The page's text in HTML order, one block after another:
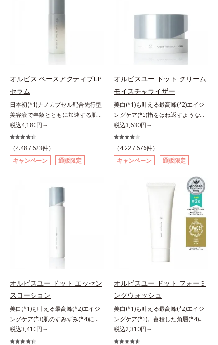
(*1)有効成分「m-ピクセノール（デ
クスパンテノールW）」を配合。シ
ミの原因になると考えられる“メラ
ニンの塊”を居座らせない(*1)、粉砕
と排出サポート(*5)の2ステップで
カスを防ぎます。さらに、「アルテ
アネスレ(*6)」を配合し、うるおい
に満ちた自分本来の澄み渡るような
透明感を目指します。手に取った
時、なじませた時、後肌、と3段階
に変化するテクスチャーは、肌にす
ばやくなじみ、毎日の美白ケアを楽
しくする使いごこちを叶えました。
*1 メラニンの蓄積を抑え、シミ・
ソバカスを防ぐ*2 デクスパンテノ
と*4 うるおいによる透明感のある
メラニンの塊を微細化すること*6
ください。・BEAUTY夏祭りは、こ
(*2)が凹凸を埋めて、肌に薄いヴェ
ールをかけるようにカバー。さらに
板状粉体が光を反射して、すっぴん
肌のようなナチュラルなツヤ感を演
「あぶらとりパウダー(*3)」を配合
し、くずれ＆テカリを防いでサラサ
ラ肌が長時間続きます。パウダータ
イプながら、SPF50+・PA++++。パ
ウダーならではの軽いつけごこち
で、日焼け止めが苦手な方にもおす
すめです。水や汗に強いスーパーウ
ォータープルーフ(*4)だから、レジ
ャーにも大活躍してくれます。*1
シリカ、セルロース、窒化ホウ素配
合＝セミマット肌を叶える球状と板
状の粉体*2 シリカ6種類、セルロー
ス*3 シリカ配合＝皮脂を吸着する
粉体*4 化粧持ち性能
オルビス ベースアクティブLP
セラム
日本初(*1)ナノカプセル配合先行型
美容液で年齢とともに加速する肌悩
み(*2)にブレーキを。スキンケアの
打ち止め感に。年齢とともに加速す
る肌悩み(*2)にブレーキをかけ、化
粧水前の土台(*3)づくりで、うるお
いに満ち満ちた内側から弾むような
と不安…。いろいろケアしているの
そんな大人の肌悩みにアプローチす
プセルの表面は肌になじみやすい構
造(*4)。内包した美容成分(*5)の浸
透をサポートし、角層すみずみをう
るおいで満たします。さらに“うる
おいの通り道”を作って化粧水のな
じみ感をUP。化粧水前に使うこと
で、普段の化粧水の手ごたえをより
実感できる、しっとり整った肌状態
へ。化粧水前に2プッシュ使うだけ
で、うるおいのすき間にぐんぐん入
り込み、うるおいで満ち満ちたハリ
税込4,180円～
（4.48 / 623件）
キャンペーン
通販限定
オルビスユー ドット クリーム
モイスチャライザー
美白(*1)も叶える最高峰(*2)エイジ
ングケア(*3)指をはね返すような弾
力感が宿るハリ感 濃密フィットク
リーム。ハリも透明感(*4)も結果主
義。年齢サイン(*5)の因子に着目し
た肌科学エイジングケア(*3)シリー
ズ。オルビスユー ドットシリーズ
は、年齢による肌悩み一つ一つを対
処するのではなく、肌で起きている
ことの根本原因に着目。加齢ととも
に現れる年齢サインについて研究を
進めたところ、弾力感のない状態で
ある「ハリのなさ」や、くすみ(*6)
などが現れている状態である「透明
感のなさ」が、大人の肌印象に大き
シリーズは美容成分(*7)として
「G.D.F.アクティベーター(*8)」を
配合。そして、従来から配合してい
る美白(*1)有効成分「トラネキサム
酸」を配合しました。さらに、シリ
ーズ共通の美容成分「GLルートブ
ースター(*9)」を配合することで、
税込3,630円～
（4.22 / 676件）
キャンペーン
通販限定
オルビスユー ドット エッセン
スローション
美白(*1)も叶える最高峰(*2)エイジ
ングケア(*3)肌のすみずみ(*4)にし
みわたるうるおい充満ローション。
ハリも透明感(*5)も結果主義。年齢
税込3,410円～
オルビスユー ドット フォーミ
ングウォッシュ
美白(*1)も叶える最高峰(*2)エイジ
ングケア(*3)。蓄積した角層(*4)を
絡めとりくすみ(*5)を晴らす高密着
マイルドピーリング(*6)洗顔料。ハ
税込2,310円～